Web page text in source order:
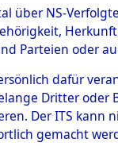
über NS-
Parteien oder
dafür
Dritter
Der ITS
gemacht